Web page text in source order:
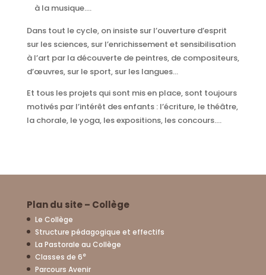
à la musique….
Dans tout le cycle, on insiste sur l’ouverture d’esprit
sur les sciences, sur l’enrichissement et sensibilisation
à l’art par la découverte de peintres, de compositeurs,
d’œuvres, sur le sport, sur les langues…
Et tous les projets qui sont mis en place, sont toujours
motivés par l’intérêt des enfants : l’écriture, le théâtre,
la chorale, le yoga, les expositions, les concours….
Plan du site – Collège
Le Collège
Structure pédagogique et effectifs
La Pastorale au Collège
Classes de 6e
Parcours Avenir